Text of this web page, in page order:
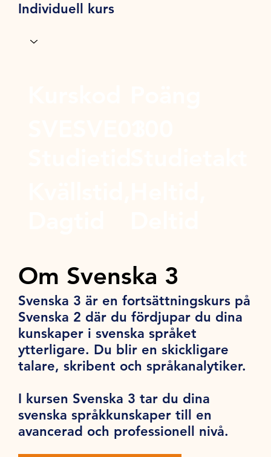
Individuell kurs
Om Svenska 3
Svenska 3 är en fortsättningskurs på
Svenska 2 där du fördjupar du dina
kunskaper i svenska språket
ytterligare. Du blir en skickligare
talare, skribent och språkanalytiker.
I kursen Svenska 3 tar du dina
svenska språkkunskaper till en
avancerad och professionell nivå.